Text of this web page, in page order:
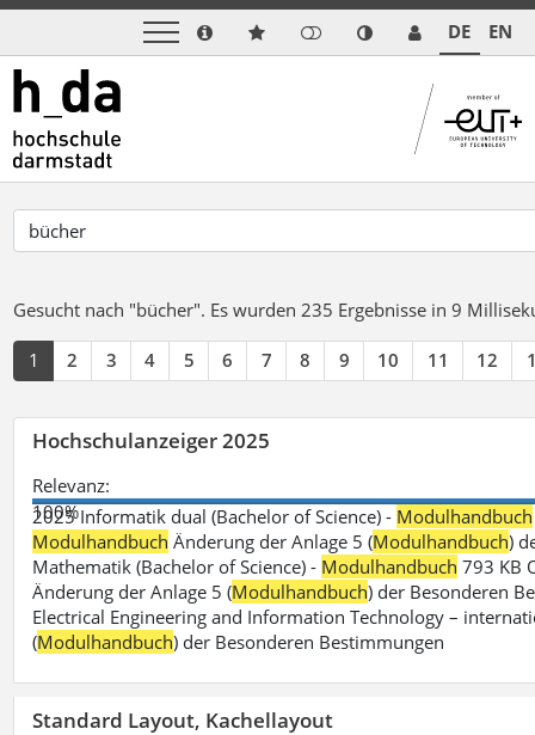
DE EN
Gesucht nach "bücher". Es wurden 235 Ergebnisse in 9
1 2 3 4 5 6 7 8 9 10 11 12
Hochschulanzeiger 2025
Relevanz:
100%
2025 Informatik dual (Bachelor of Science) - Modulhandbuch
Modulhandbuch Änderung der Anlage 5 (Modulhandbuch)
Mathematik (Bachelor of Science) - Modulhandbuch 793 KB
Änderung der Anlage 5 (Modulhandbuch) der Besonderen
Electrical Engineering and Information Technology –
(Modulhandbuch) der Besonderen Bestimmungen
Standard Layout, Kachellayout